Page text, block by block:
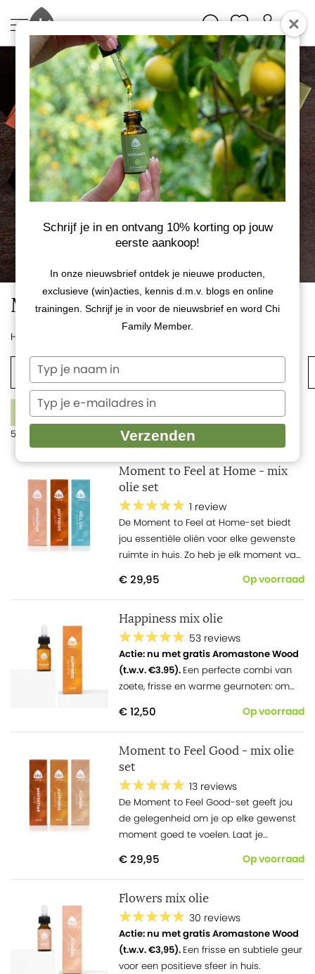
Mix etherische oliën - Vrolijk
Home
Davos Air Lavinchi Relax
FILTERS
1
5 producten
Moment to Feel at Home - mix
olie set
1 review
De Momentto Feel at Home-set biedt
jou essentiële oliën voor elke gewenste
ruimte in huis. Zo heb je elk moment van
huis.
€ 29,95 Op voorraad
Happiness mix olie
53 reviews
Actie: nu met gratis Aromastone Wood
(t.w.v. €3.95). Een perfecte combi van
zoete, frisse en warme geurnoten: om
€ 12,50 Op voorraad
Moment to Feel Good - mix olie
set
13 reviews
De Momentto FeelGood-set geeft jou
de gelegenheid om je op elke gewenst
moment goed te voelen. Laat je
mixen met zich meebrengen.
€ 29,95 Op voorraad
Flowers mix olie
30 reviews
Actie: nu met gratis Aromastone Wood
(t.w.v. €3,95). Een frisse en subtiele geur
voor een positieve sfeer in huis.
Schrijf je in en ontvang 10% korting op jouw
eerste aankoop!
In onze nieuwsbrief ontdek je nieuwe producten,
exclusieve (win)acties, kennis d.m.v. blogs en online
trainingen. Schrijf je in voor de nieuwsbrief en word Chi
Family Member.
Typ
je
naam
Typ
je
e-
mailadres
Verzenden